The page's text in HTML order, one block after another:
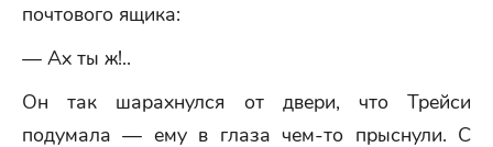
почтового ящика:
— Ах ты ж!..
Он так шарахнулся от двери, что Трейси
подумала — ему в глаза чем-то прыснули. С